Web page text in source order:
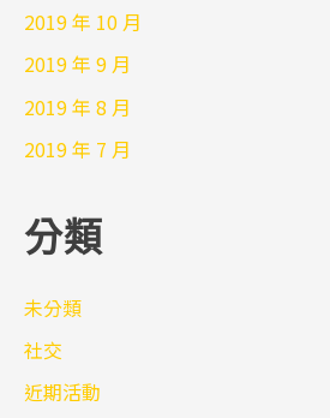
2019 年 10 月
2019 年 9 月
2019 年 8 月
2019 年 7 月
分類
未分類
社交
近期活動